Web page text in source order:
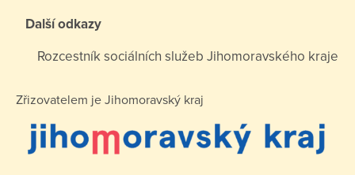
Další odkazy
Rozcestník sociálních služeb Jihomoravského kraje
Zřizovatelem je Jihomoravský kraj